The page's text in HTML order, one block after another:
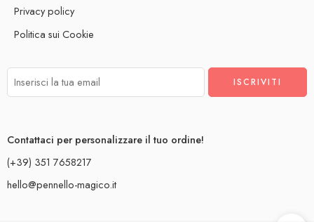
Privacy policy
Politica sui Cookie
Contattaci per personalizzare il tuo ordine!
(+39) 351 7658217
hello@pennello-magico.it